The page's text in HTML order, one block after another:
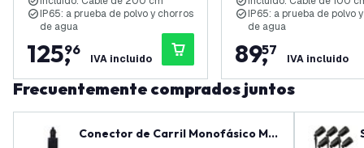
IP65: a prueba de polvo y chorros
de agua
125,
96
IVA incluido
IP65: a prueba de polvo
de agua
89,
57
IVA incluido
Frecuentemente comprados juntos
Conector de Carril Monofásico Me